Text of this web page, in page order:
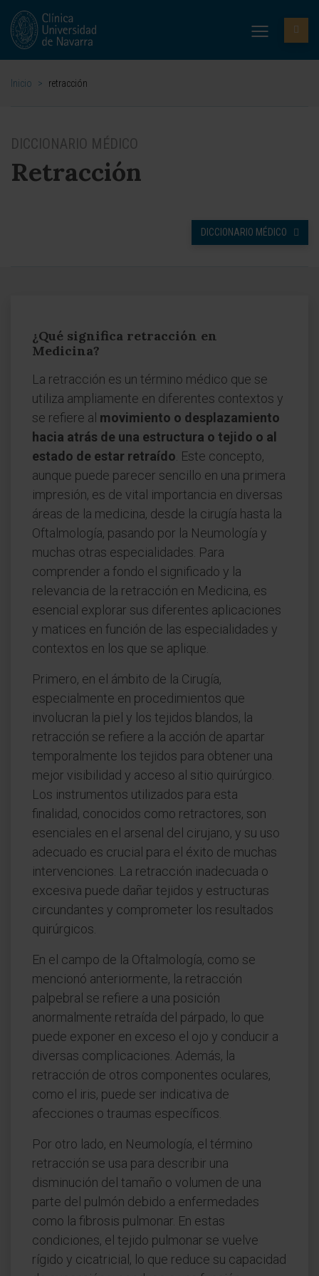
Inicio > retracción
DICCIONARIO MÉDICO
Retracción
DICCIONARIO MÉDICO
¿Qué significa retracción en
Medicina?
La retracción es un término médico que se
utiliza ampliamente en diferentes contextos y
se refiere al movimiento o desplazamiento
hacia atrás de una estructura o tejido o al
estado de estar retraído . Este concepto,
aunque puede parecer sencillo en una primera
impresión, es de vital importancia en diversas
áreas de la medicina, desde la cirugía hasta la
Oftalmología, pasando por la Neumología y
muchas otras especialidades. Para
comprender a fondo el significado y la
relevancia de la retracción en Medicina, es
esencial explorar sus diferentes aplicaciones
y matices en función de las especialidades y
contextos en los que se aplique.
Primero, en el ámbito de la Cirugía,
especialmente en procedimientos que
involucran la piel y los tejidos blandos, la
retracción se refiere a la acción de apartar
temporalmente los tejidos para obtener una
mejor visibilidad y acceso al sitio quirúrgico.
Los instrumentos utilizados para esta
finalidad, conocidos como retractores, son
esenciales en el arsenal del cirujano, y su uso
adecuado es crucial para el éxito de muchas
intervenciones. La retracción inadecuada o
excesiva puede dañar tejidos y estructuras
circundantes y comprometer los resultados
quirúrgicos.
En el campo de la Oftalmología, como se
mencionó anteriormente, la retracción
palpebral se refiere a una posición
anormalmente retraída del párpado, lo que
puede exponer en exceso el ojo y conducir a
diversas complicaciones. Además, la
retracción de otros componentes oculares,
como el iris, puede ser indicativa de
afecciones o traumas específicos.
Por otro lado, en Neumología, el término
retracción se usa para describir una
disminución del tamaño o volumen de una
parte del pulmón debido a enfermedades
como la fibrosis pulmonar. En estas
condiciones, el tejido pulmonar se vuelve
rígido y cicatricial, lo que reduce su capacidad